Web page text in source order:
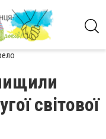
світової